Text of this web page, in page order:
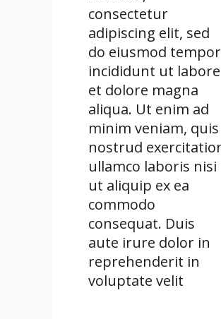
consectetur
adipiscing elit, sed
do eiusmod tempor
incididunt ut labore
et dolore magna
aliqua. Ut enim ad
minim veniam, quis
nostrud
ullamco laboris nisi
ut aliquip ex ea
commodo
consequat. Duis
aute irure dolor in
reprehenderit in
voluptate velit